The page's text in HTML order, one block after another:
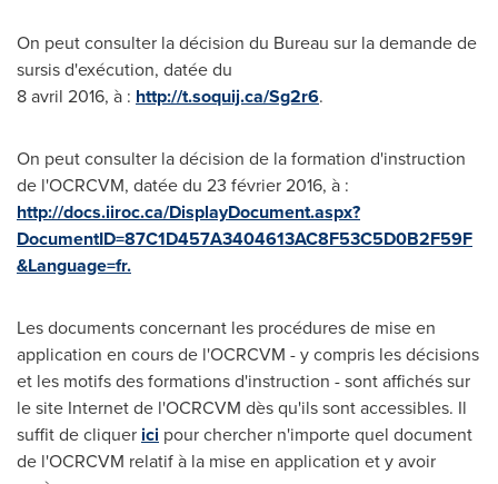
On peut consulter la décision du Bureau sur la demande de
sursis d'exécution, datée du
8 avril 2016, à : http://t.soquij.ca/Sg2r6.
On peut consulter la décision de la formation d'instruction
de l'OCRCVM, datée du 23 février 2016, à :
http://docs.iiroc.ca/DisplayDocument.aspx?
DocumentID=87C1D457A3404613AC8F53C5D0B2F59F
&Language=fr.
Les documents concernant les procédures de mise en
application en cours de l'OCRCVM - y compris les décisions
et les motifs des formations d'instruction - sont affichés sur
le site Internet de l'OCRCVM dès qu'ils sont accessibles. Il
suffit de cliquer ici pour chercher n'importe quel document
de l'OCRCVM relatif à la mise en application et y avoir